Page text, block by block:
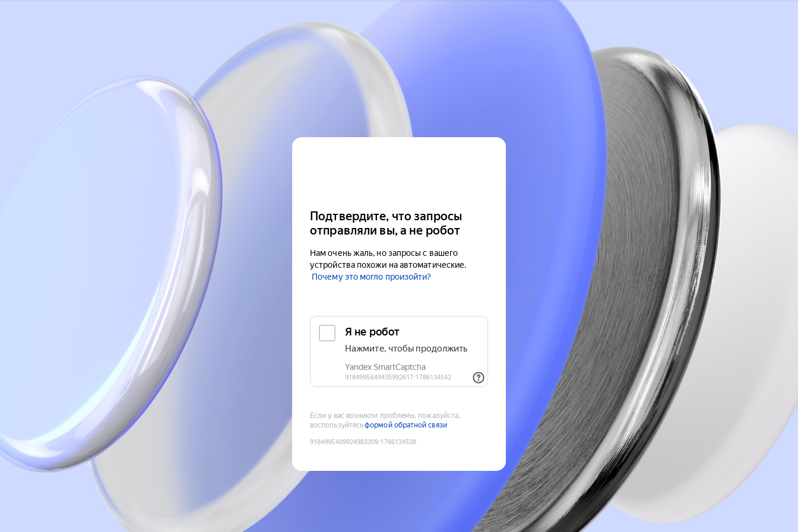
Подтвердите, что запросы
отправляли вы, а не робот
Нам очень жаль, но запросы с вашего
устройства похожи на автоматические.
Почему это могло произойти?
Если у вас возникли проблемы, пожалуйста,
воспользуйтесьформой обратной связи
9184995409924983309:1786134538